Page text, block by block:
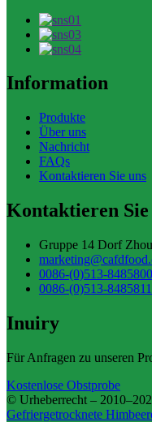
Information
Produkte
Über uns
Nachricht
FAQs
Kontaktieren Sie uns
Kontaktieren Sie
Gruppe 14 Dorf
0086-(0)513-
0086-(0)513-
Inuiry
Für Anfragen zu unseren
Kostenlose Obstprobe
© Urheberrecht –
Gefriergetrocknete